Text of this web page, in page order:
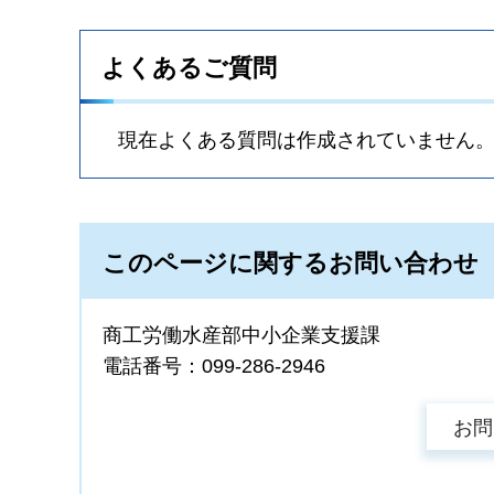
よくあるご質問
現在よくある質問は作成されていません。
このページに関するお問い合わせ
商工労働水産部中小企業支援課
電話番号：099-286-2946